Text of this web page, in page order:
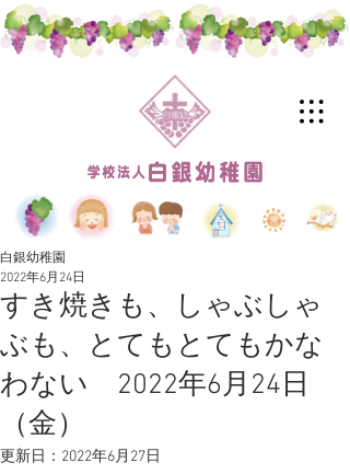
すき焼きも、しゃぶしゃ
ぶも、とてもとてもかな
わない 2022年6月24日
（金）
白銀幼稚園
2022年6月24日
更新日： 2022年6月27日